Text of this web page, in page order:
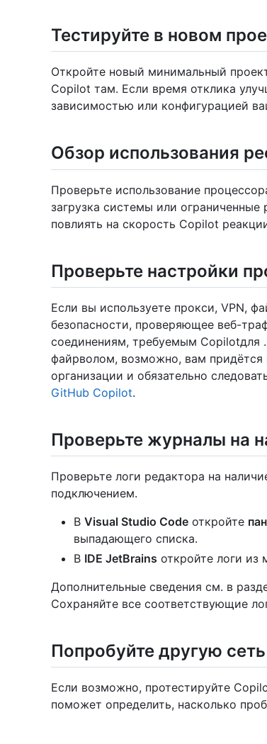
Тестируйте в новом
Откройте новый минимальный
Copilot там. Если время отклика
зависимостью или конфигурацией
Обзор использования
Проверьте использование
загрузка системы или
повлиять на скорость Copilot
Проверьте настройки
Если вы используете прокси, VPN,
безопасности, проверяющее веб-
соединениям, требуемым Copilotдля
файрволом, возможно, вам
организации и обязательно
GitHub Copilot.
Проверьте журналы на
Проверьте логи редактора на
подключением.
В Visual Studio Code откройте
выпадающего списка.
В IDE JetBrains откройте логи из
Дополнительные сведения см. в
Сохраняйте все соответствующие
Попробуйте другую
Если возможно, протестируйте
поможет определить, насколько